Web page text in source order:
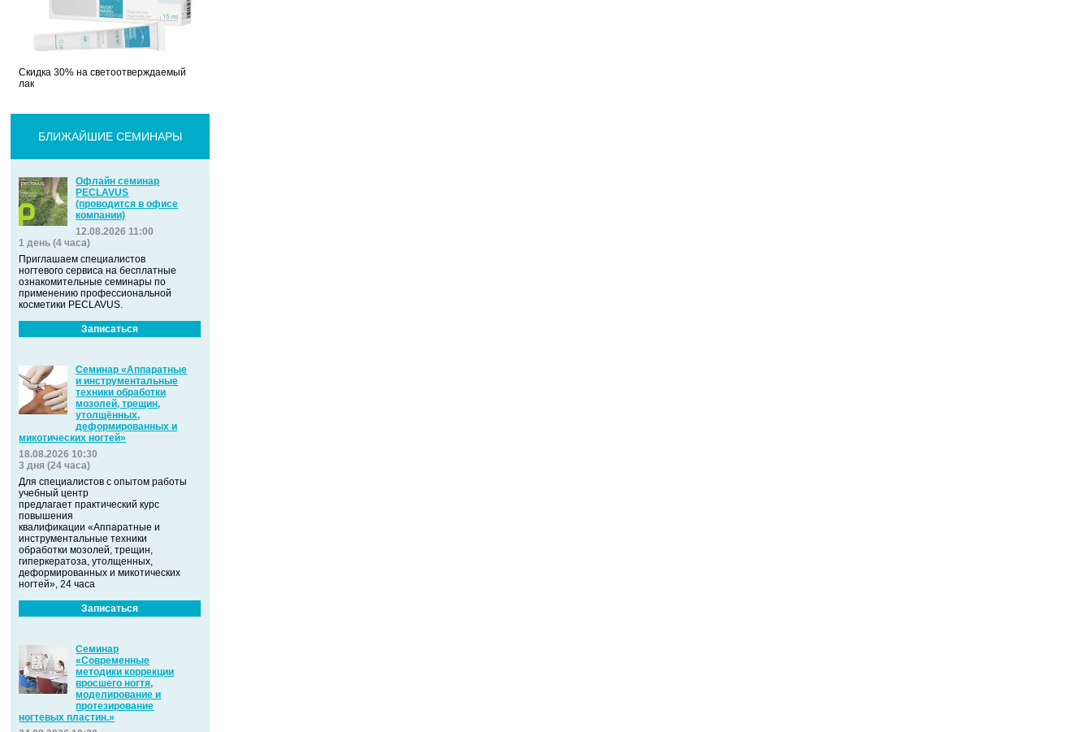
Скидка 30% на светоотверждаемый
лак
БЛИЖАЙШИЕ СЕМИНАРЫ
Офлайн семинар
PECLAVUS
(проводится в офисе
компании)
12.08.2026 11:00
1 день (4 часа)
Приглашаем специалистов
ногтевого сервиса на бесплатные
ознакомительные семинары по
применению профессиональной
косметики PECLAVUS.
Записаться
Семинар «Аппаратные
и инструментальные
техники обработки
мозолей, трещин,
утолщённых,
деформированных и
микотических ногтей»
18.08.2026 10:30
3 дня (24 часа)
Для специалистов с опытом работы
учебный центр
предлагает практический курс
повышения
квалификации «Аппаратные и
инструментальные техники
обработки мозолей, трещин,
гиперкератоза, утолщенных,
деформированных и микотических
ногтей», 24 часа
Записаться
Семинар
«Современные
методики коррекции
вросшего ногтя,
моделирование и
протезирование
ногтевых пластин.»